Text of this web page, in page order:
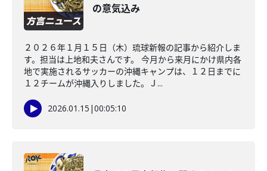
の意気込み
２０２６年１月１５日（木）琉球新報の記事から紹介しま
す。担当は上地和夫さんです。 今月から来月にかけ県内各
地で実施されるサッカーの沖縄キャンプは、１２日までに
１２チームが沖縄入りしました。Ｊ...
2026.01.15 |00:05:10